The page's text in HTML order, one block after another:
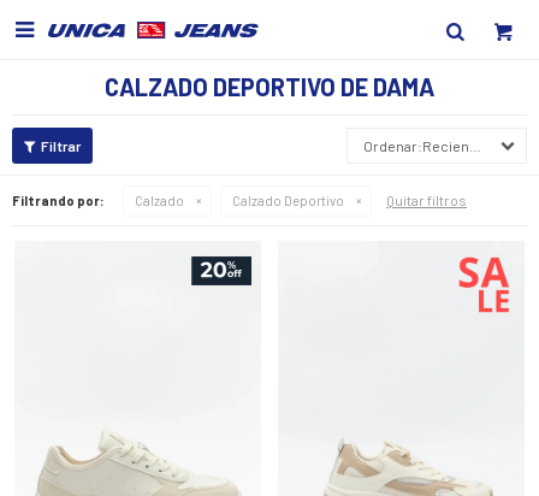

CALZADO DEPORTIVO DE DAMA
Recientes
Filtrando por: Calzado Calzado Deportivo Quitar filtros